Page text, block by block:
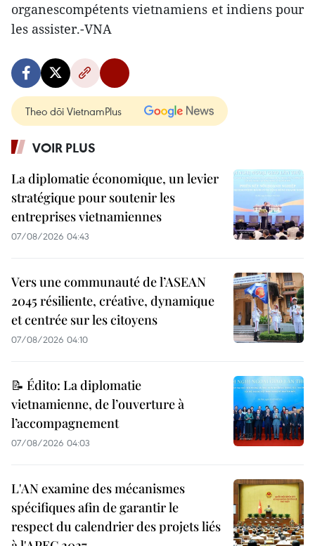
organescompétents vietnamiens et indiens pour
les assister.-VNA
Theo dõi VietnamPlus
VOIR PLUS
La diplomatie économique, un levier
stratégique pour soutenir les
entreprises vietnamiennes
07/08/2026 04:43
Vers une communauté de l’ASEAN
2045 résiliente, créative, dynamique
et centrée sur les citoyens
07/08/2026 04:10
📝 Édito: La diplomatie
vietnamienne, de l’ouverture à
l’accompagnement
07/08/2026 04:03
L'AN examine des mécanismes
spécifiques afin de garantir le
respect du calendrier des projets liés